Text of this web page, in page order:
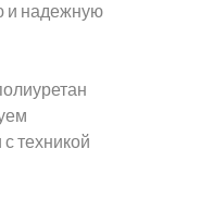
и надежную
техникой